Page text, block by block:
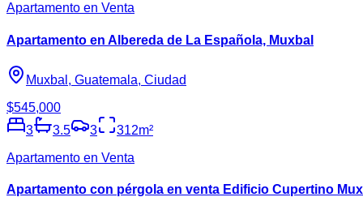
Apartamento en Venta
Apartamento en Albereda de La Española, Muxbal
Muxbal, Guatemala, Ciudad
$545,000
3
3.5 3 312m²
Apartamento en Venta
Apartamento con pérgola en venta Edificio Cupertino